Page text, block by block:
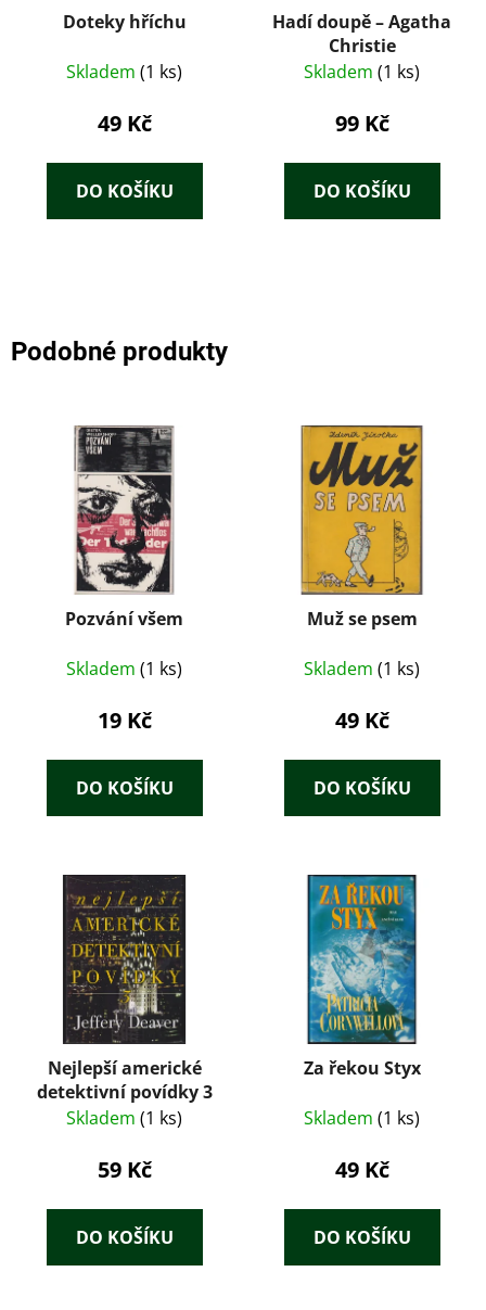
Doteky hříchu
Skladem (1 ks)
49 Kč
DO KOŠÍKU
Hadí doupě – Agatha
Christie
Skladem (1 ks)
99 Kč
DO KOŠÍKU
Podobné produkty
Pozvání všem
Skladem (1 ks)
19 Kč
DO KOŠÍKU
Muž se psem
Skladem (1 ks)
49 Kč
DO KOŠÍKU
Nejlepší americké
detektivní povídky 3
Skladem (1 ks)
59 Kč
DO KOŠÍKU
Za řekou Styx
Skladem (1 ks)
49 Kč
DO KOŠÍKU